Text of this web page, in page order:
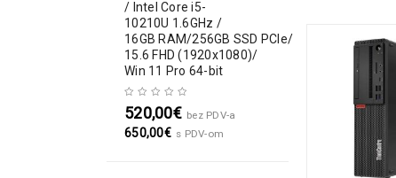
/ Intel Core i5-
10210U 1.6GHz /
16GB RAM/256GB SSD PCIe/
15.6 FHD (1920x1080)/
Win 11 Pro 64-bit
520,00€ bez PDV-a
650,00€ s PDV-om